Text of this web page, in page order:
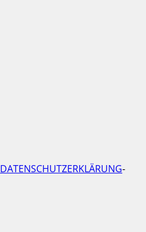
DATENSCHUTZERKLÄRUNG-